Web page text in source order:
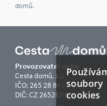
domů.
Provozovatel webu
Cesta domů, z.ú.
IČO: 265 28 843
DIČ: CZ 26528843
soubory
cookies